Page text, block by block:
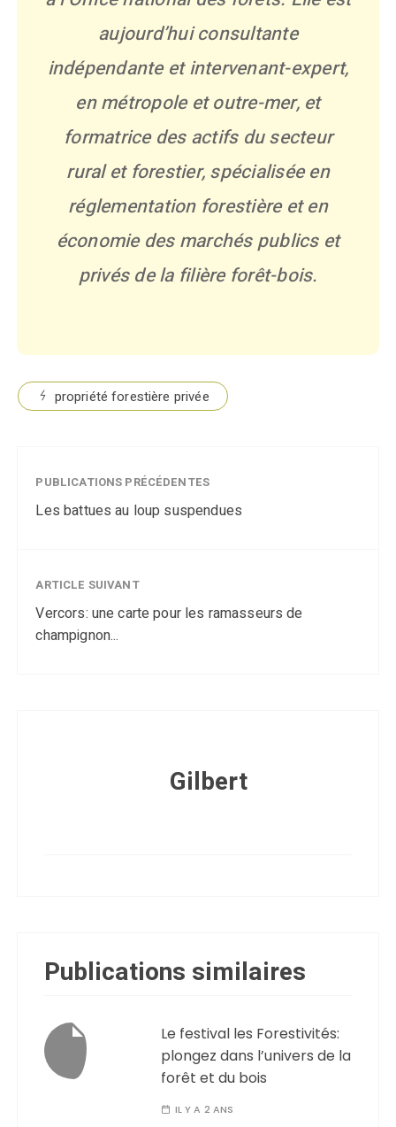
aujourd’hui consultante
indépendante et intervenant-expert,
en métropole et outre-mer, et
formatrice des actifs du secteur
rural et forestier, spécialisée en
réglementation forestière et en
économie des marchés publics et
privés de la filière forêt-bois.
propriété forestière privée
PUBLICATIONS PRÉCÉDENTES
Les battues au loup suspendues
ARTICLE SUIVANT
Vercors: une carte pour les ramasseurs de
champignon...
Gilbert
Publications similaires
Le festival les Forestivités:
plongez dans l’univers de la
forêt et du bois
IL Y A 2 ANS